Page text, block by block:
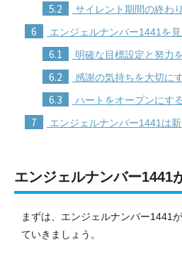
5.2 サイレント期間の終わり
6 エンジェルナンバー1441を
6.1 明確な目標設定と努力
6.2 感謝の気持ちを大切に
6.3 ハートをオープンにする
7 エンジェルナンバー1441は
エンジェルナンバー1441
まずは、エンジェルナンバー1441
ていきましょう。